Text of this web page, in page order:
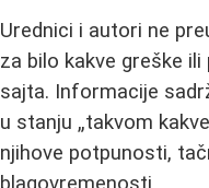
Urednici i autori ne
za bilo kakve greške
sajta. Informacije
u stanju „takvom
njihove potpunosti,